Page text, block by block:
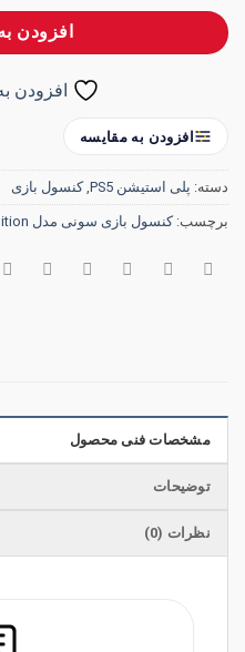
افزودن
افزودن
افزودن به مقایسه
دسته: پلی استیشن PS5 ,کنسول بازی
برچسب:کنسول بازی سونی مدل PlayStation 5 Slim Digital Edition
مشخصات فنی محصول
توضیحات
نظرات (0)